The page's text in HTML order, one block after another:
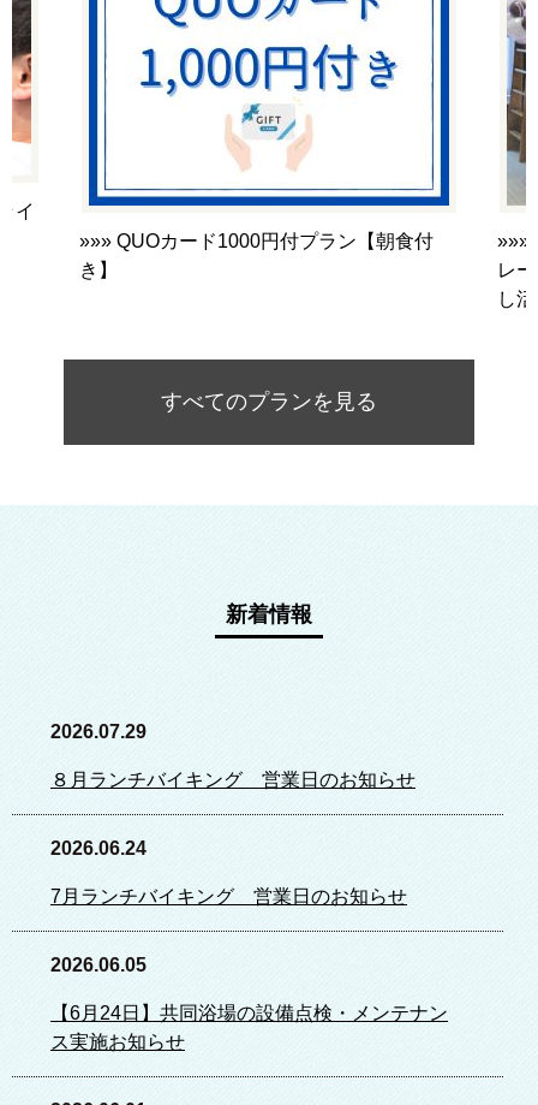
イ
»»» QUOカード1000円付プラン【朝食付
き】
»»»
レ
し
すべてのプランを見る
新着情報
2026.07.29
８月ランチバイキング 営業日のお知らせ
2026.06.24
7月ランチバイキング 営業日のお知らせ
2026.06.05
【6月24日】共同浴場の設備点検・メンテナン
ス実施お知らせ